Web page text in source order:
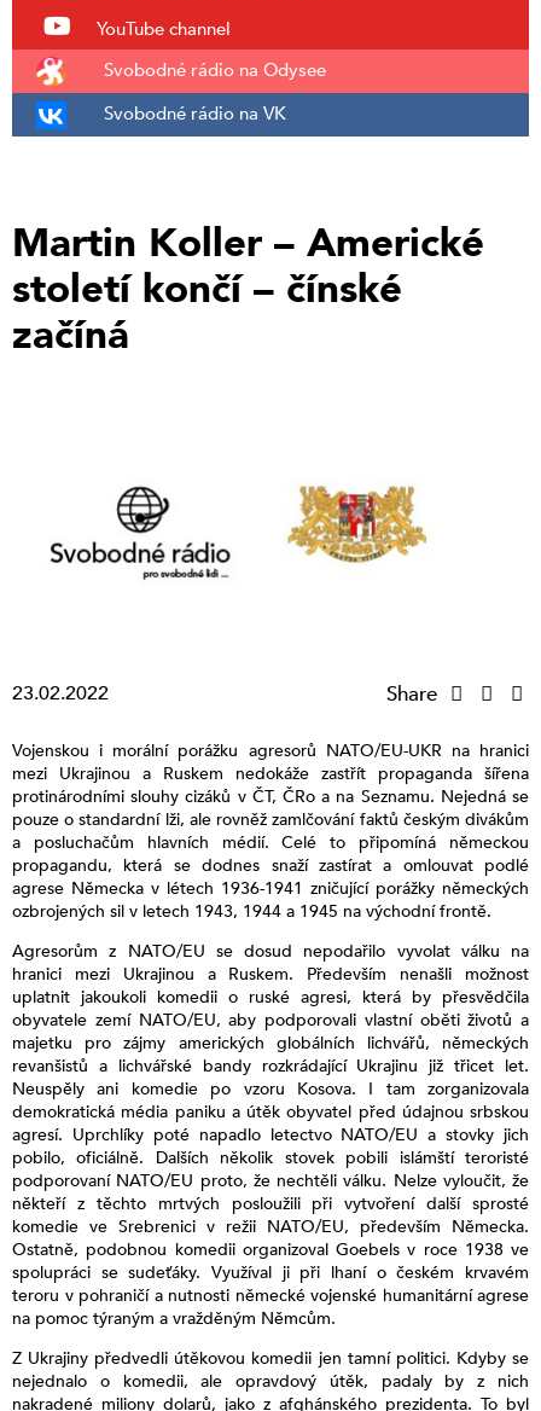
YouTube channel
Svobodné rádio na Odysee
Svobodné rádio na VK
Martin Koller – Americké
století končí – čínské
začíná
23.02.2022 Share
Vojenskou i morální porážku agresorů NATO/EU-UKR na hranici
mezi Ukrajinou a Ruskem nedokáže zastřít propaganda šířena
protinárodními slouhy cizáků v ČT, ČRo a na Seznamu. Nejedná se
pouze o standardní lži, ale rovněž zamlčování faktů českým divákům
a posluchačům hlavních médií. Celé to připomíná německou
propagandu, která se dodnes snaží zastírat a omlouvat podlé
agrese Německa v létech 1936-1941 zničující porážky německých
ozbrojených sil v letech 1943, 1944 a 1945 na východní frontě.
Agresorům z NATO/EU se dosud nepodařilo vyvolat válku na
hranici mezi Ukrajinou a Ruskem. Především nenašli možnost
uplatnit jakoukoli komedii o ruské agresi, která by přesvědčila
obyvatele zemí NATO/EU, aby podporovali vlastní oběti životů a
majetku pro zájmy amerických globálních lichvářů, německých
revanšistů a lichvářské bandy rozkrádající Ukrajinu již třicet let.
Neuspěly ani komedie po vzoru Kosova. I tam zorganizovala
demokratická média paniku a útěk obyvatel před údajnou srbskou
agresí. Uprchlíky poté napadlo letectvo NATO/EU a stovky jich
pobilo, oficiálně. Dalších několik stovek pobili islámští teroristé
podporovaní NATO/EU proto, že nechtěli válku. Nelze vyloučit, že
někteří z těchto mrtvých posloužili při vytvoření další sprosté
komedie ve Srebrenici v režii NATO/EU, především Německa.
Ostatně, podobnou komedii organizoval Goebels v roce 1938 ve
spolupráci se sudeťáky. Využíval ji při lhaní o českém krvavém
teroru v pohraničí a nutnosti německé vojenské humanitární agrese
na pomoc týraným a vražděným Němcům.
Z Ukrajiny předvedli útěkovou komedii jen tamní politici. Kdyby se
nejednalo o komedii, ale opravdový útěk, padaly by z nich
nakradené miliony dolarů, jako z afghánského prezidenta. To byl